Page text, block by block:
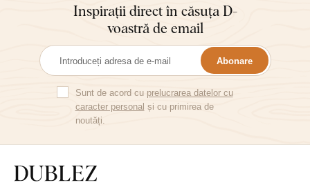
Inspirații direct în căsuța D-
voastră de email
Abonare
Sunt de acord cu prelucrarea datelor cu
caracter personal și cu primirea de
noutăți.